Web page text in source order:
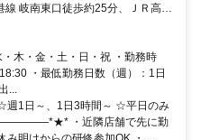
岐南東口徒歩約25分、ＪＲ高山
東海道本線 岐阜中央南口徒歩約
く
木・金・土・日・祝 ・勤務時
・最低勤務日数（週）：1日
...
週1日～、1日3時間～ ☆平日のみ
・近隣店舗で先に勤